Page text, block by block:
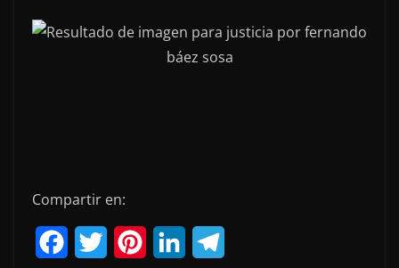
Compartir en: